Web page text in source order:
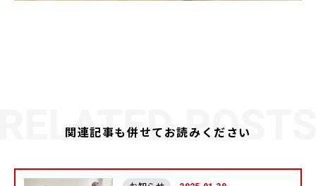
関連記事も併せてお読みください